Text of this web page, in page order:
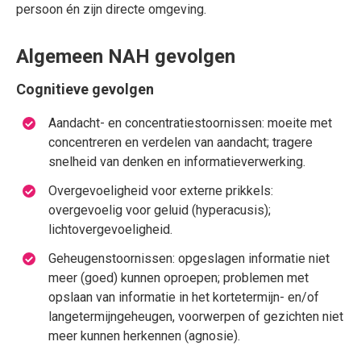
persoon én zijn directe omgeving.
Algemeen NAH gevolgen
Cognitieve gevolgen
Aandacht- en concentratiestoornissen: moeite met
concentreren en verdelen van aandacht; tragere
snelheid van denken en informatieverwerking.
Overgevoeligheid voor externe prikkels:
overgevoelig voor geluid (hyperacusis);
lichtovergevoeligheid.
Geheugenstoornissen: opgeslagen informatie niet
meer (goed) kunnen oproepen; problemen met
opslaan van informatie in het kortetermijn- en/of
langetermijngeheugen, voorwerpen of gezichten niet
meer kunnen herkennen (agnosie).